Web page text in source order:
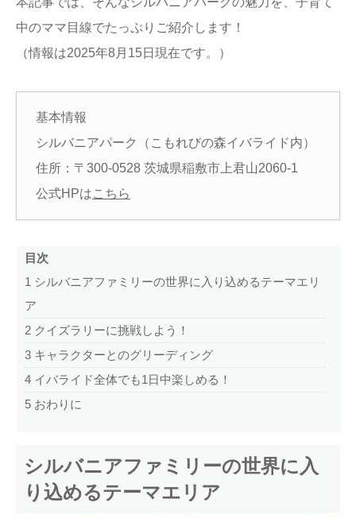
中のママ目線でたっぷりご紹介します！
（情報は2025年8月15日現在です。）
基本情報
シルバニアパーク（こもれびの森イバライド内）
住所：〒300-0528 茨城県稲敷市上君山2060-1
公式HPはこちら
目次
1 シルバニアファミリーの世界に入り込めるテーマエリ
ア
2 クイズラリーに挑戦しよう！
3 キャラクターとのグリーディング
4 イバライド全体でも1日中楽しめる！
5 おわりに
シルバニアファミリーの世界に入
り込めるテーマエリア